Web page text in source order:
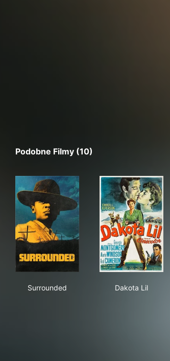
Podobne Filmy (10)
Surrounded
Dakota Lil